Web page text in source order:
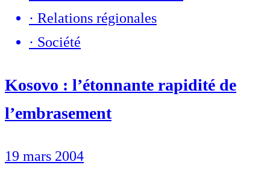
· Relations régionales
· Société
Kosovo : l’étonnante rapidité de
l’embrasement
19 mars 2004